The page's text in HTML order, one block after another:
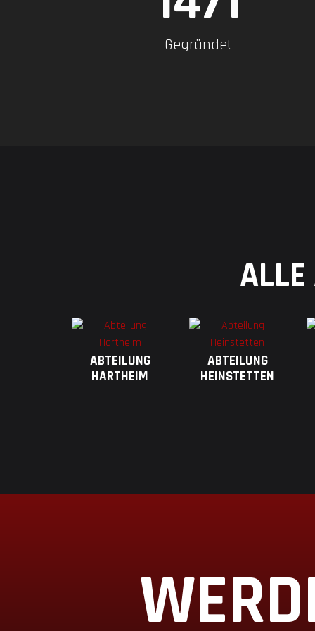
Gegründet
ABTEILUNG
HARTHEIM
ABTEILUNG
HEINSTETTEN